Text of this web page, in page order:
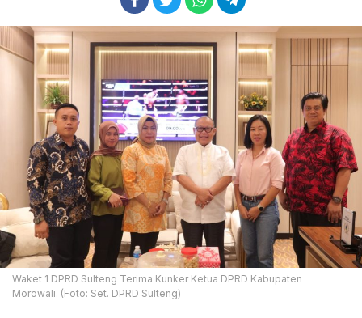
Waket 1 DPRD Sulteng Terima Kunker Ketua DPRD Kabupaten
Morowali. (Foto: Set. DPRD Sulteng)